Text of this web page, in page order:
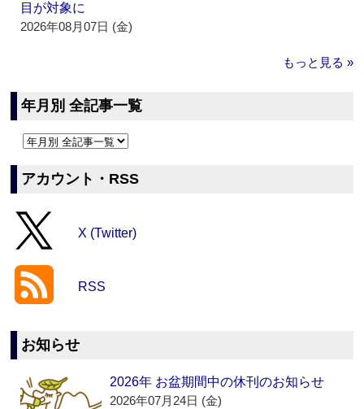
目が対象に
2026年08月07日 (金)
もっと見る »
年月別 全記事一覧
アカウント・RSS
X (Twitter)
RSS
お知らせ
2026年 お盆期間中の休刊のお知らせ
2026年07月24日 (金)